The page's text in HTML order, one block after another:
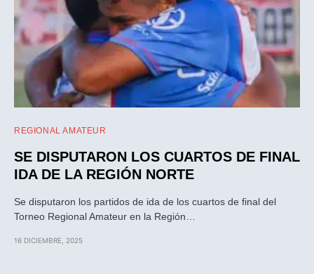
REGIONAL AMATEUR
SE DISPUTARON LOS CUARTOS DE FINAL
IDA DE LA REGIÓN NORTE
Se disputaron los partidos de ida de los cuartos de final del
Torneo Regional Amateur en la Región…
16 DICIEMBRE, 2025